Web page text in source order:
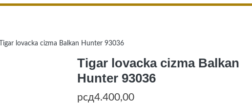
Tigar lovacka cizma Balkan Hunter 93036
Tigar lovacka cizma Balkan
Hunter 93036
рсд4.400,00